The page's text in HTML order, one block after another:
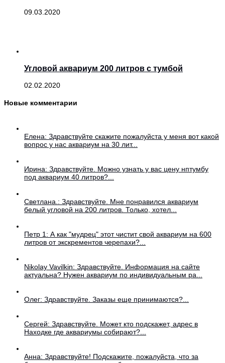
09.03.2020
Угловой аквариум 200 литров с тумбой
02.02.2020
Новые комментарии
Елена: Здравствуйте скажите пожалуйста у меня вот какой
вопрос у нас аквариум на 30 лит...
Ирина: Здравствуйте. Можно узнать у вас цену нптумбу
под аквариум 40 литров?...
Светлана.: Здравствуйте. Мне понравился аквариум
белый угловой на 200 литров. Только, хотел...
Петр 1: А как "мудрец" этот чистит свой аквариум на 600
литров от экскрементов черепахи?...
Nikolay Vavilkin: Здравствуйте. Информация на сайте
актуальна? Нужен аквариум по индивидуальным ра...
Олег: Здравствуйте. Заказы еще принимаются?...
Сергей: Здравствуйте. Может кто подскажет, адрес в
Находке где аквариумы собирают?...
Анна: Здравствуйте! Подскажите, пожалуйста, что за